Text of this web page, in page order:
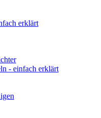
erklärt
- einfach erklärt